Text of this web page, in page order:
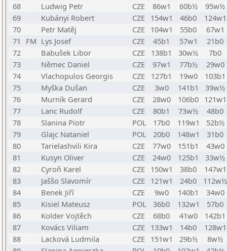
68
Ludwig Petr CZE 86w1 60b½
95w½
69
Kubányi Robert CZE 154w1 46b0
124w1
70
Petr Matěj CZE 104w1 55b0
67w1
71
FM Lys Josef CZE 45b1 57w1
21b0
72
Babušek Libor CZE 138b1 30w½
7b0
73
Němec Daniel CZE 97w1 77b½
29w0
74
Vlachopulos Georgis CZE 127b1 19w0
103b1
75
Myška Dušan CZE 3w0 141b1
39w½
76
Murník Gerard CZE 28w0 106b0 121w1
77
Lanc Rudolf CZE 80b1 73w½
48b0
78
Slanina Piotr POL 17b0 119w1
52b½
79
Glajc Nataniel POL 20b0 148w1
31b0
80
Tarielashvili Kira CZE 77w0 151b1
43w0
81
Kusyn Oliver CZE 24w0 125b1
33w½
82
Cyroň Karel CZE 150w1 38b0
147w1
83
Jaššo Slavomír CZE 121w1 24b0
112w½
84
Benek Jiří CZE 9w0 140b1
34w0
85
Kisiel Mateusz POL 36b0 132w1
57b0
86
Kolder Vojtěch CZE 68b0 41w0
142b1
87
Kovács Viliam CZE 133w1 14b0
128w1
88
Lacková Ludmila CZE 151w1 29b½
8w½